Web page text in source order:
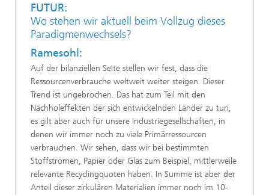
FUTUR:
Wo stehen wir aktuell beim Vollzug dieses
Paradigmenwechsels?
Ramesohl:
Auf der bilanziellen Seite stellen wir fest, dass die
Ressourcenverbrauche weltweit weiter steigen. Dieser
Trend ist ungebrochen. Das hat zum Teil mit den
Nachholeffekten der sich entwickelnden Länder zu tun,
es gilt aber auch für unsere Industriegesellschaften, in
denen wir immer noch zu viele Primärressourcen
verbrauchen. Wir sehen, dass wir bei bestimmten
Stoffströmen, Papier oder Glas zum Beispiel, mittlerweile
relevante Recyclingquoten haben. In Summe ist aber der
Anteil dieser zirkulären Materialien immer noch im 10-